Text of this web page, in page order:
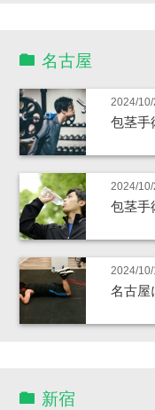
名古屋
2024/
包茎手
2024/10/
包茎手
2024/10/
名古屋
新宿